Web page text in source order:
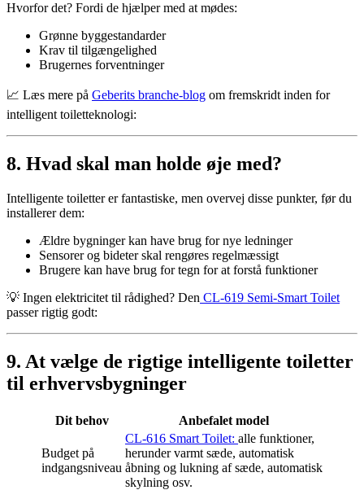
Hvorfor det? Fordi de hjælper med at mødes:
Grønne byggestandarder
Krav til tilgængelighed
Brugernes forventninger
📈 Læs mere på Geberits branche-blog om fremskridt inden for
intelligent toiletteknologi:
8. Hvad skal man holde øje med?
Intelligente toiletter er fantastiske, men overvej disse punkter, før du
installerer dem:
Ældre bygninger kan have brug for nye ledninger
Sensorer og bideter skal rengøres regelmæssigt
Brugere kan have brug for tegn for at forstå funktioner
💡 Ingen elektricitet til rådighed? Den CL-619 Semi-Smart Toilet
passer rigtig godt:
9. At vælge de rigtige intelligente toiletter
til erhvervsbygninger
Dit behov Anbefalet model
Budget på
indgangsniveau
CL-616 Smart Toilet: alle funktioner,
herunder varmt sæde, automatisk
åbning og lukning af sæde, automatisk
skylning osv.